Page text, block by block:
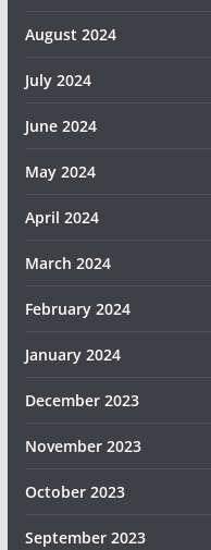
August 2024
July 2024
June 2024
May 2024
April 2024
March 2024
February 2024
January 2024
December 2023
November 2023
October 2023
September 2023